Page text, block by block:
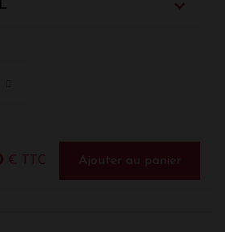
€ TTC Ajouter au panier